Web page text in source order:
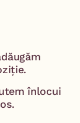
înlocui